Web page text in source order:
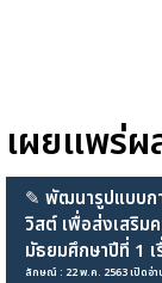
เผยแพร่ผ
✎ พัฒนารูปแบบก
วิสต์ เพื่อส่งเสริม
มัธยมศึกษาปีที่ 1
ลักษณ์ : 22 พ.ค. 2563 เปิดอ่า